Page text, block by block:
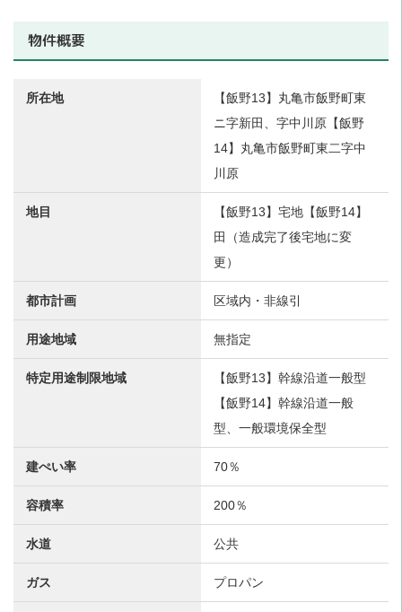
物件概要
所在地
【飯野13】丸亀市飯野町東
ニ字新田、字中川原【飯野
14】丸亀市飯野町東二字中
川原
地目
【飯野13】宅地【飯野14】
田（造成完了後宅地に変
更）
都市計画 区域内・非線引
用途地域 無指定
特定用途制限地域
【飯野13】幹線沿道一般型
【飯野14】幹線沿道一般
型、一般環境保全型
建ぺい率 70％
容積率 200％
水道 公共
ガス プロパン